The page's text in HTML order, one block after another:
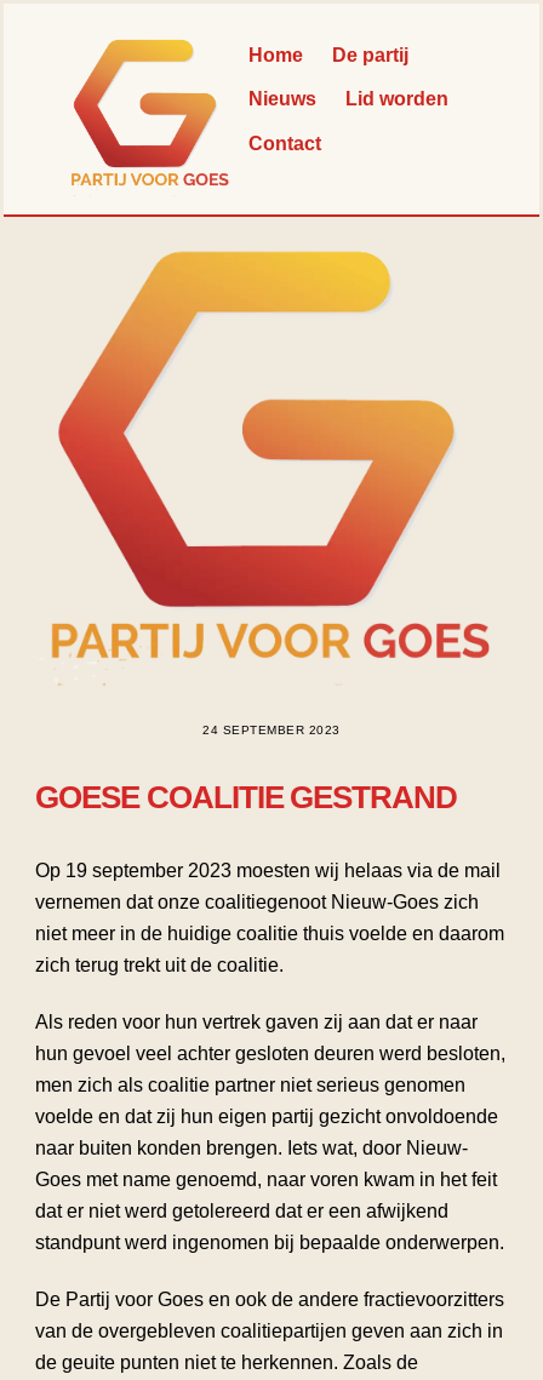
Home De partij
Nieuws Lid worden
Contact
24 SEPTEMBER 2023
GOESE COALITIE GESTRAND
Op 19 september 2023 moesten wij helaas via de mail
vernemen dat onze coalitiegenoot Nieuw-Goes zich
niet meer in de huidige coalitie thuis voelde en daarom
zich terug trekt uit de coalitie.
Als reden voor hun vertrek gaven zij aan dat er naar
hun gevoel veel achter gesloten deuren werd besloten,
men zich als coalitie partner niet serieus genomen
voelde en dat zij hun eigen partij gezicht onvoldoende
naar buiten konden brengen. Iets wat, door Nieuw-
Goes met name genoemd, naar voren kwam in het feit
dat er niet werd getolereerd dat er een afwijkend
standpunt werd ingenomen bij bepaalde onderwerpen.
De Partij voor Goes en ook de andere fractievoorzitters
van de overgebleven coalitiepartijen geven aan zich in
de geuite punten niet te herkennen. Zoals de
To